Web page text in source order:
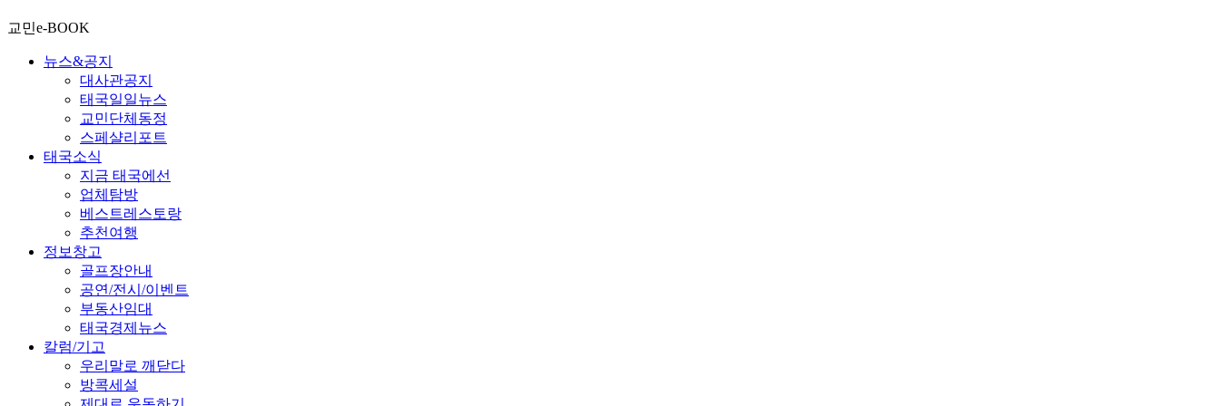
교민e-BOOK
뉴스&공지
대사관공지
태국일일뉴스
교민단체동정
스페샬리포트
태국소식
지금 태국에선
업체탐방
베스트레스토랑
추천여행
정보창고
골프장안내
공연/전시/이벤트
부동산임대
태국경제뉴스
칼럼/기고
우리말로 깨닫다
방콕세설